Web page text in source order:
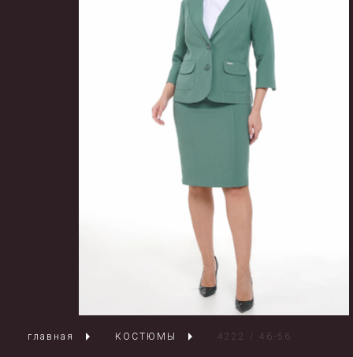
главная КОСТЮМЫ 4222 / 46-56